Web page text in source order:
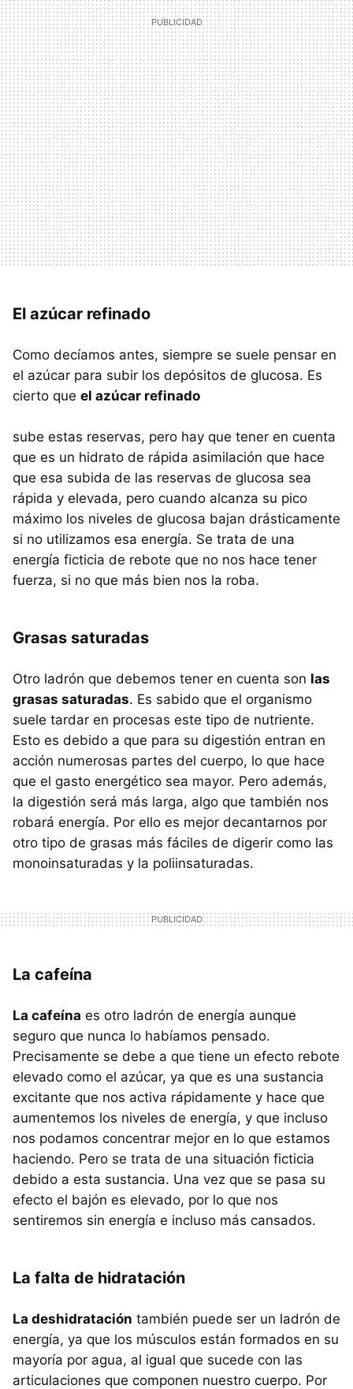
El azúcar refinado
Como decíamos antes, siempre se suele pensar en
el azúcar para subir los depósitos de glucosa. Es
cierto que el azúcar refinado
sube estas reservas, pero hay que tener en cuenta
que es un hidrato de rápida asimilación que hace
que esa subida de las reservas de glucosa sea
rápida y elevada, pero cuando alcanza su pico
máximo los niveles de glucosa bajan drásticamente
si no utilizamos esa energía. Se trata de una
energía ficticia de rebote que no nos hace tener
fuerza, si no que más bien nos la roba.
Grasas saturadas
Otro ladrón que debemos tener en cuenta son las
grasas saturadas. Es sabido que el organismo
suele tardar en procesas este tipo de nutriente.
Esto es debido a que para su digestión entran en
acción numerosas partes del cuerpo, lo que hace
que el gasto energético sea mayor. Pero además,
la digestión será más larga, algo que también nos
robará energía. Por ello es mejor decantarnos por
otro tipo de grasas más fáciles de digerir como las
monoinsaturadas y la poliinsaturadas.
La cafeína
La cafeína es otro ladrón de energía aunque
seguro que nunca lo habíamos pensado.
Precisamente se debe a que tiene un efecto rebote
elevado como el azúcar, ya que es una sustancia
excitante que nos activa rápidamente y hace que
aumentemos los niveles de energía, y que incluso
nos podamos concentrar mejor en lo que estamos
haciendo. Pero se trata de una situación ficticia
debido a esta sustancia. Una vez que se pasa su
efecto el bajón es elevado, por lo que nos
sentiremos sin energía e incluso más cansados.
La falta de hidratación
La deshidratación también puede ser un ladrón de
energía, ya que los músculos están formados en su
mayoría por agua, al igual que sucede con las
articulaciones que componen nuestro cuerpo. Por